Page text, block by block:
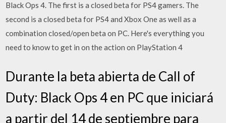
Black Ops 4. The first is a closed beta for PS4 gamers. The
second is a closed beta for PS4 and Xbox One as well as a
combination closed/open beta on PC. Here's everything you
need to know to get in on the action on PlayStation 4
Durante la beta abierta de Call of
Duty: Black Ops 4 en PC que iniciará
a partir del 14 de septiembre para